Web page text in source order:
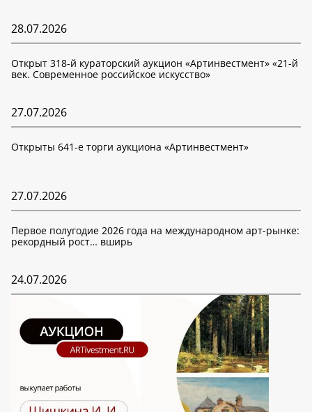
28.07.2026
Открыт 318-й кураторский аукцион «Артинвестмент» «21-й
век. Современное российское искусство»
27.07.2026
Открыты 641-е торги аукциона «Артинвестмент»
27.07.2026
Первое полугодие 2026 года на международном арт-рынке:
рекордный рост… вширь
24.07.2026